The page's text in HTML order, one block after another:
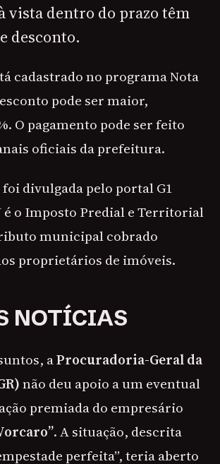
vista dentro do prazo têm
desconto.
cadastrado no programa Nota
pode ser maior,
O pagamento pode ser feito
oficiais da prefeitura.
divulgada pelo portal G1
é o Imposto Predial e Territorial
municipal cobrado
proprietários de imóveis.
NOTÍCIAS
aProcuradoria-Geral da
não deu apoio a um eventual
premiada do empresário
. A situação, descrita
perfeita”, teria aberto